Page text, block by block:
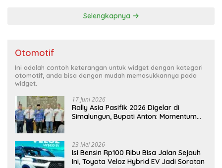
Selengkapnya
Otomotif
Ini adalah contoh keterangan untuk widget dengan kategori
otomotif, anda bisa dengan mudah memasukkannya pada
widget.
17 Juni 2026
Rally Asia Pasifik 2026 Digelar di
Simalungun, Bupati Anton: Momentum
23 Mei 2026
Isi Bensin Rp100 Ribu Bisa Jalan Sejauh
Ini, Toyota Veloz Hybrid EV Jadi Sorotan